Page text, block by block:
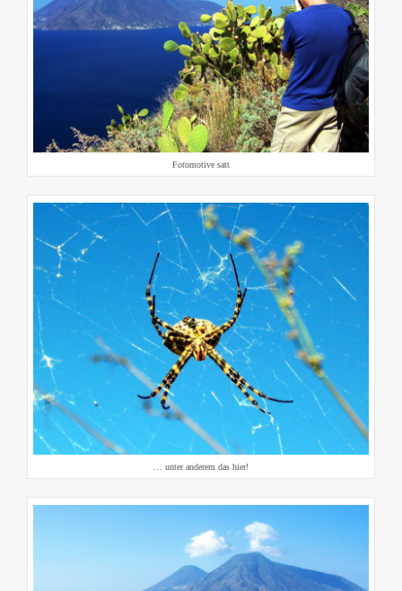
Fotomotive satt
… unter anderem das hier!